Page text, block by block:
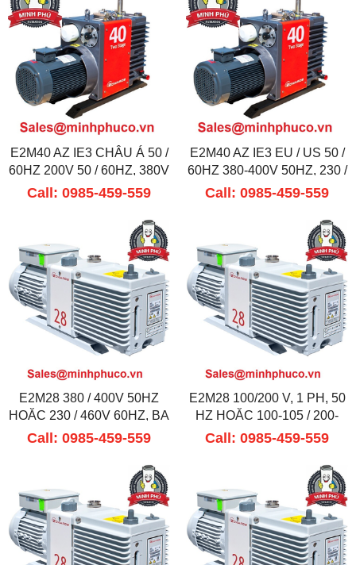
E2M40 AZ IE3 CHÂU Á 50 /
60HZ 200V 50 / 60HZ, 380V
60HZ
Call: 0985-459-559
E2M40 AZ IE3 EU / US 50 /
60HZ 380-400V 50HZ, 230 /
460V 60HZ
Call: 0985-459-559
E2M28 380 / 400V 50HZ
HOẶC 230 / 460V 60HZ, BA
PHA
Call: 0985-459-559
E2M28 100/200 V, 1 PH, 50
HZ HOẶC 100-105 / 200-
210 V, 1 PH, 60 HZ
Call: 0985-459-559